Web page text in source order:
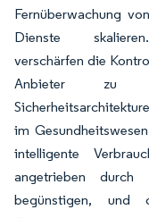
Fernüberwachung
Dienste skalieren.
verschärfen die
Anbieter zu
im
intelligente
angetrieben durch
begünstigen, und